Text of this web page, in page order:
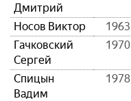
Дмитрий
Носов Виктор 1963
Гачковский
Сергей
1970
Спицын
Вадим
1978